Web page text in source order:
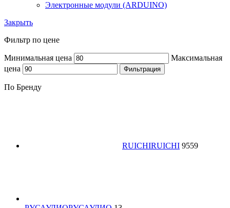
Электронные модули (ARDUINO)
Закрыть
Фильтр по цене
Минимальная цена
Максимальная
цена
Фильтрация
По Бренду
RUICHIRUICHI 9559